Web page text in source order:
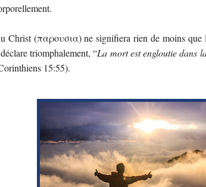
Christ (παρουσια) ne signifiera rien de moins
triomphalement, “La mort est engloutie dans
15:55).